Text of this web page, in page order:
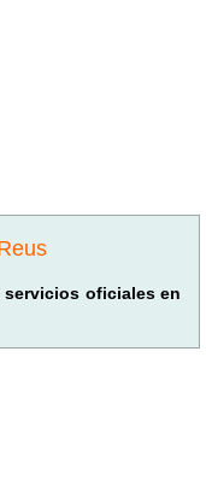
servicios oficiales en